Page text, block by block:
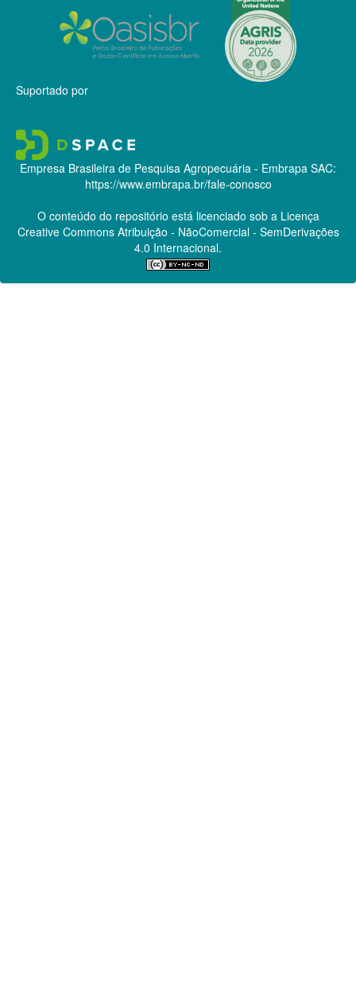
Suportado por
Empresa Brasileira de Pesquisa Agropecuária - Embrapa SAC:
https://www.embrapa.br/fale-conosco
O conteúdo do repositório está licenciado sob a Licença
Creative CommonsAtribuição - NãoComercial - SemDerivações
4.0 Internacional.